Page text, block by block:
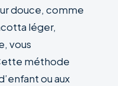
douce, comme
léger,
vous
méthode
ou aux